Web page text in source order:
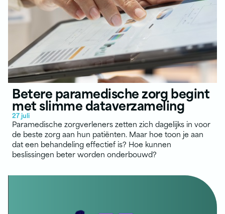
Betere paramedische zorg begint
met slimme dataverzameling
27 juli
Paramedische zorgverleners zetten zich dagelijks in voor
de beste zorg aan hun patiënten. Maar hoe toon je aan
dat een behandeling effectief is? Hoe kunnen
beslissingen beter worden onderbouwd?